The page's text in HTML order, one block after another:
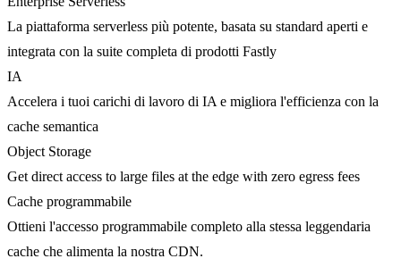
La piattaforma serverless più potente, basata su standard aperti e
integrata con la suite completa di prodotti Fastly
IA
Accelera i tuoi carichi di lavoro di IA e migliora l'efficienza con la
cache semantica
Object Storage
Get direct access to large files at the edge with zero egress fees
Cache programmabile
Ottieni l'accesso programmabile completo alla stessa leggendaria
cache che alimenta la nostra CDN.